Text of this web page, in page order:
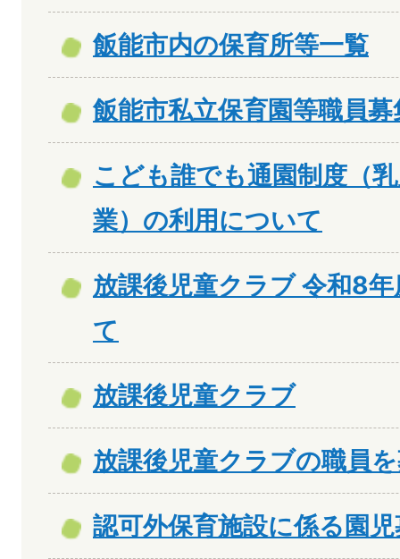
飯能市内の保育所等一覧
飯能市私立保育園等職員募
こども誰でも通園制度（
業）の利用について
放課後児童クラブ 令和8
て
放課後児童クラブ
放課後児童クラブの職員
認可外保育施設に係る園